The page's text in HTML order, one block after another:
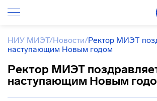
НИУ МИЭТ/Новости/Ректор МИЭТ
наступающим Новым годом
Ректор МИЭТ
наступающим Новым